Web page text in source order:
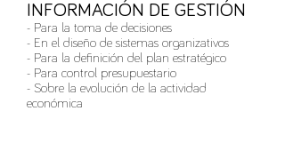
INFORMACIÓN DE GESTIÓN
- Para la toma de decisiones
- En el diseño de sistemas organizativos
- Para la definición del plan estratégico
- Para control presupuestario
- Sobre la evolución de la actividad
económica